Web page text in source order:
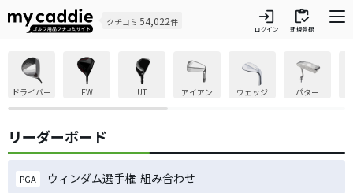
クチコミ 54,022件 login
ログイン
inventory
新規登録
ドライバー FW UT アイアン ウェッジ パター
リーダーボード
PGA ウィンダム選手権 組み合わせ